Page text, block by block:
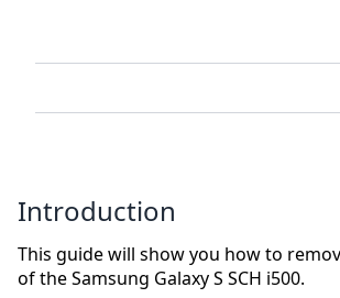
Introduction
This guide will show you how to
of the Samsung Galaxy S SCH i500.